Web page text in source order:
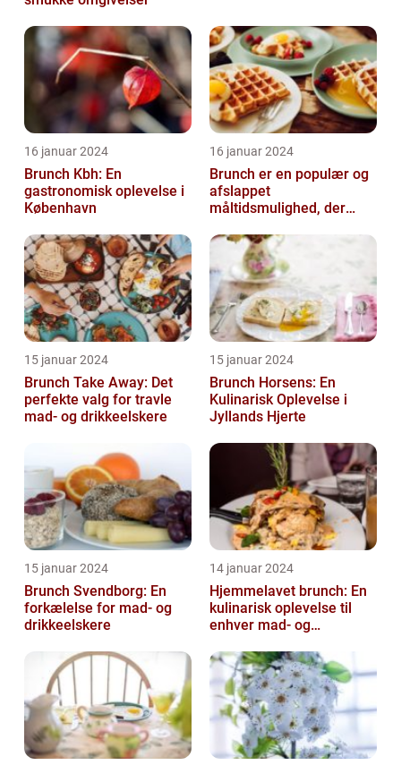
16 januar 2024
Brunch Kbh: En
gastronomisk oplevelse i
København
16 januar 2024
Brunch er en populær og
afslappet
måltidsmulighed, der
fra både morgenmad og
15 januar 2024
Brunch Take Away: Det
perfekte valg for travle
mad- og drikkeelskere
15 januar 2024
Brunch Horsens: En
Kulinarisk Oplevelse i
Jyllands Hjerte
15 januar 2024
Brunch Svendborg: En
forkælelse for mad- og
drikkeelskere
14 januar 2024
Hjemmelavet brunch: En
kulinarisk oplevelse til
enhver mad- og